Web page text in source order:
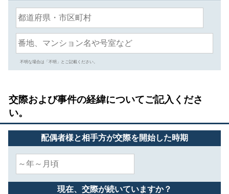
不明な場合は「不明」とご記載ください。
交際および事件の経緯についてご記入くださ
い。
配偶者様と相手方が交際を開始した時期
現在、交際が続いていますか？